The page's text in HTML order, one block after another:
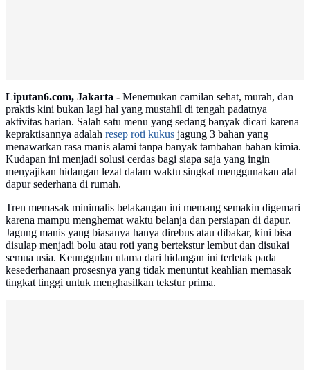
Liputan6.com, Jakarta - Menemukan camilan sehat, murah, dan
praktis kini bukan lagi hal yang mustahil di tengah padatnya
aktivitas harian. Salah satu menu yang sedang banyak dicari karena
kepraktisannya adalah resep roti kukus jagung 3 bahan yang
menawarkan rasa manis alami tanpa banyak tambahan bahan kimia.
Kudapan ini menjadi solusi cerdas bagi siapa saja yang ingin
menyajikan hidangan lezat dalam waktu singkat menggunakan alat
dapur sederhana di rumah.
Tren memasak minimalis belakangan ini memang semakin digemari
karena mampu menghemat waktu belanja dan persiapan di dapur.
Jagung manis yang biasanya hanya direbus atau dibakar, kini bisa
disulap menjadi bolu atau roti yang bertekstur lembut dan disukai
semua usia. Keunggulan utama dari hidangan ini terletak pada
kesederhanaan prosesnya yang tidak menuntut keahlian memasak
tingkat tinggi untuk menghasilkan tekstur prima.